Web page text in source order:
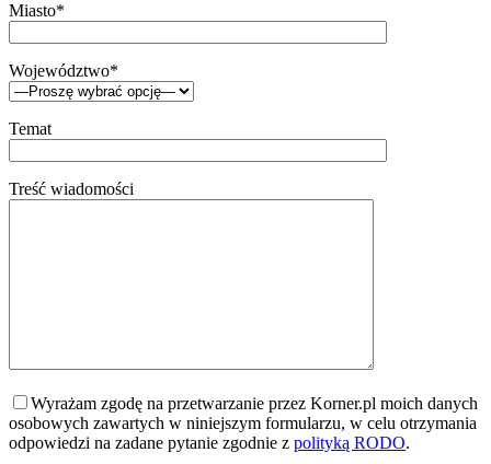
Miasto*
Województwo*
Temat
Treść wiadomości
Wyrażam zgodę na przetwarzanie przez Korner.pl moich danych
osobowych zawartych w niniejszym formularzu, w celu otrzymania
odpowiedzi na zadane pytanie zgodnie z polityką RODO.